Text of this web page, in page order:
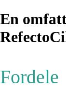
En
Fordele